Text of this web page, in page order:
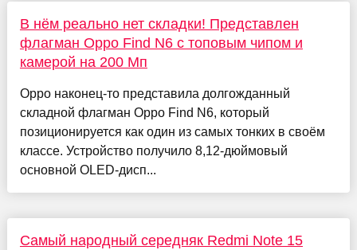
В нём реально нет складки! Представлен
флагман Oppo Find N6 с топовым чипом и
камерой на 200 Мп
Oppo наконец-то представила долгожданный
складной флагман Oppo Find N6, который
позиционируется как один из самых тонких в своём
классе. Устройство получило 8,12-дюймовый
основной OLED-дисп...
Самый народный середняк Redmi Note 15